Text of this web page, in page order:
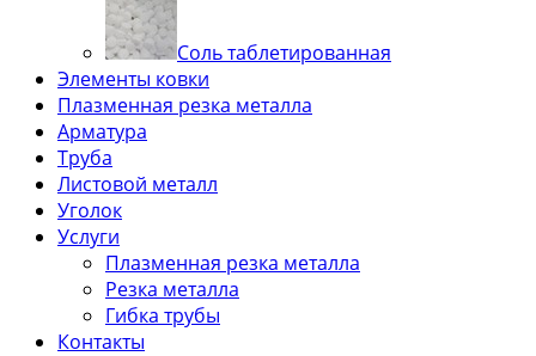
Соль таблетированная
Элементы ковки
Плазменная резка металла
Арматура
Труба
Листовой металл
Уголок
Услуги
Плазменная резка металла
Резка металла
Гибка трубы
Контакты